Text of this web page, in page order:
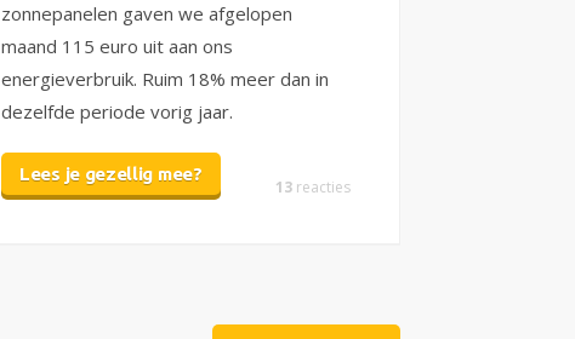
zonnepanelen gaven we afgelopen
maand 115 euro uit aan ons
energieverbruik. Ruim 18% meer dan in
dezelfde periode vorig jaar.
Lees je gezellig mee?
13 reacties